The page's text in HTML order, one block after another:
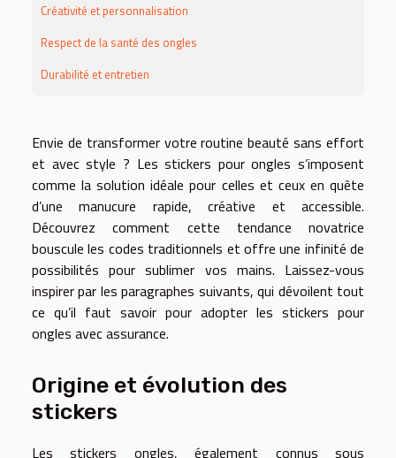
Créativité et personnalisation
Respect de la santé des ongles
Durabilité et entretien
Envie de transformer votre routine beauté sans effort
et avec style ? Les stickers pour ongles s’imposent
comme la solution idéale pour celles et ceux en quête
d’une manucure rapide, créative et accessible.
Découvrez comment cette tendance novatrice
bouscule les codes traditionnels et offre une infinité de
possibilités pour sublimer vos mains. Laissez-vous
inspirer par les paragraphes suivants, qui dévoilent tout
ce qu’il faut savoir pour adopter les stickers pour
ongles avec assurance.
Origine et évolution des
stickers
Les stickers ongles, également connus sous